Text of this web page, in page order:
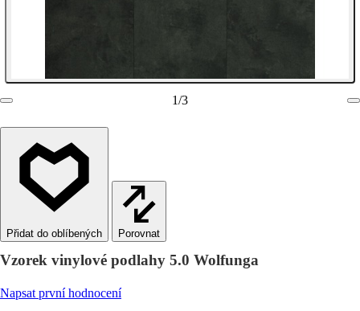
1/3
Porovnat
Vzorek vinylové podlahy 5.0 Wolfunga
Napsat první hodnocení